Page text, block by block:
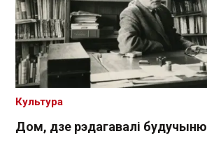
Дом, дзе рэдагавалі будучыню
Культура